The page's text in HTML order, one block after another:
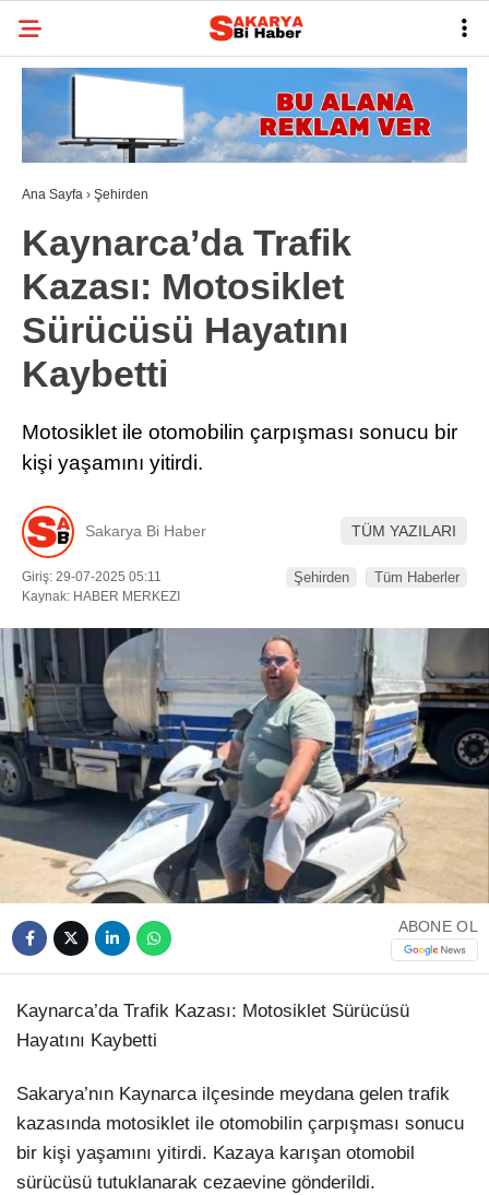
Hattı
Facebook
Instagram
Youtube
SAKARYA
VİDEO YAZARLAR
BI RÖPORTAJ
TARIHI ANLAYALIM
SAĞLIK
DÜNYADAN
SERVISLER
Ana Sayfa › Şehirden
Kaynarca’da Trafik
Kazası: Motosiklet
Sürücüsü Hayatını
Kaybetti
Motosiklet ile otomobilin çarpışması sonucu bir
kişi yaşamını yitirdi.
Sakarya Bi Haber TÜM YAZILARI
Giriş: 29-07-2025 05:11
Kaynak: HABER MERKEZI
Şehirden Tüm Haberler
ABONE OL
Kaynarca’da Trafik Kazası: Motosiklet Sürücüsü
Hayatını Kaybetti
Sakarya’nın Kaynarca ilçesinde meydana gelen trafik
kazasında motosiklet ile otomobilin çarpışması sonucu
bir kişi yaşamını yitirdi. Kazaya karışan otomobil
sürücüsü tutuklanarak cezaevine gönderildi.